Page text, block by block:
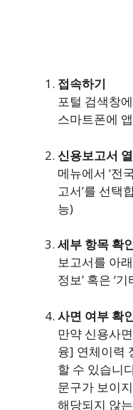
접속하기
포털 검색창
스마트폰에
신용보고서
메뉴에서 ‘전
고서’를 선택
능)
세부 항목 확
보고서를 아
정보’ 혹은 ‘
사면 여부 확
만약 신용사
융] 연체이력
할 수 있습니
문구가 보이
해당되지 않